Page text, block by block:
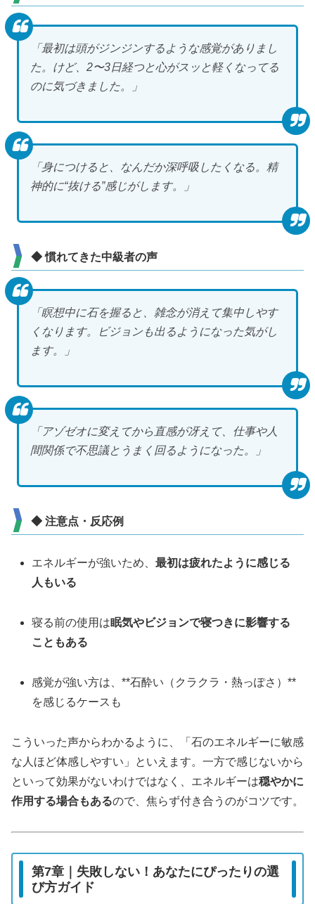
「最初は頭がジンジンするような感覚がありまし
た。けど、2〜3日経つと心がスッと軽くなってる
のに気づきました。」
「身につけると、なんだか深呼吸したくなる。精
神的に“抜ける”感じがします。」
◆ 慣れてきた中級者の声
「瞑想中に石を握ると、雑念が消えて集中しやす
くなります。ビジョンも出るようになった気がし
ます。」
「アゾゼオに変えてから直感が冴えて、仕事や人
間関係で不思議とうまく回るようになった。」
◆ 注意点・反応例
エネルギーが強いため、最初は疲れたように感じる
人もいる
寝る前の使用は眠気やビジョンで寝つきに影響する
こともある
感覚が強い方は、**石酔い（クラクラ・熱っぽさ）**
を感じるケースも
こういった声からわかるように、「石のエネルギーに敏感
な人ほど体感しやすい」といえます。一方で感じないから
といって効果がないわけではなく、エネルギーは穏やかに
作用する場合もあるので、焦らず付き合うのがコツです。
第7章｜失敗しない！あなたにぴったりの選
び方ガイド